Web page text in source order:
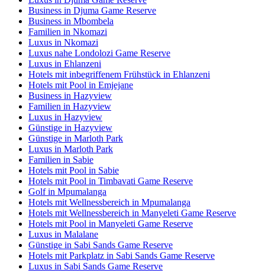
Business in Djuma Game Reserve
Business in Mbombela
Familien in Nkomazi
Luxus in Nkomazi
Luxus nahe Londolozi Game Reserve
Luxus in Ehlanzeni
Hotels mit inbegriffenem Frühstück in Ehlanzeni
Hotels mit Pool in Emjejane
Business in Hazyview
Familien in Hazyview
Luxus in Hazyview
Günstige in Hazyview
Günstige in Marloth Park
Luxus in Marloth Park
Familien in Sabie
Hotels mit Pool in Sabie
Hotels mit Pool in Timbavati Game Reserve
Golf in Mpumalanga
Hotels mit Wellnessbereich in Mpumalanga
Hotels mit Wellnessbereich in Manyeleti Game Reserve
Hotels mit Pool in Manyeleti Game Reserve
Luxus in Malalane
Günstige in Sabi Sands Game Reserve
Hotels mit Parkplatz in Sabi Sands Game Reserve
Luxus in Sabi Sands Game Reserve